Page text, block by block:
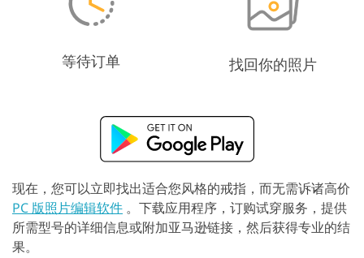
等待订单 找回你的照片
现在，您可以立即找出适合您风格的戒指，而无需诉诸高价
PC 版照片编辑软件 。下载应用程序，订购试穿服务，提供
所需型号的详细信息或附加亚马逊链接，然后获得专业的结
果。